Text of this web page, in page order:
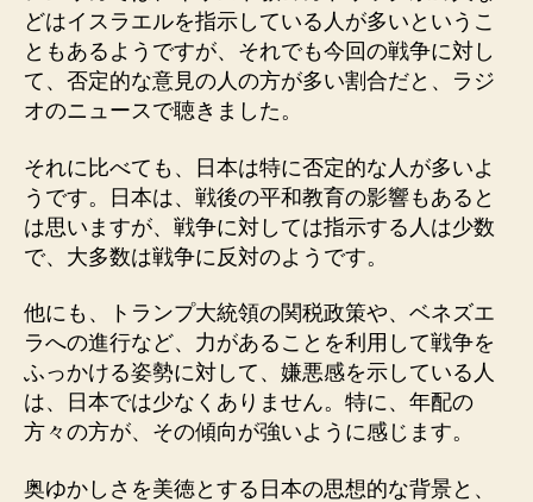
どはイスラエルを指示している人が多いというこ
ともあるようですが、それでも今回の戦争に対し
て、否定的な意見の人の方が多い割合だと、ラジ
オのニュースで聴きました。
それに比べても、日本は特に否定的な人が多いよ
うです。日本は、戦後の平和教育の影響もあると
は思いますが、戦争に対しては指示する人は少数
で、大多数は戦争に反対のようです。
他にも、トランプ大統領の関税政策や、ベネズエ
ラへの進行など、力があることを利用して戦争を
ふっかける姿勢に対して、嫌悪感を示している人
は、日本では少なくありません。特に、年配の
方々の方が、その傾向が強いように感じます。
奥ゆかしさを美徳とする日本の思想的な背景と、